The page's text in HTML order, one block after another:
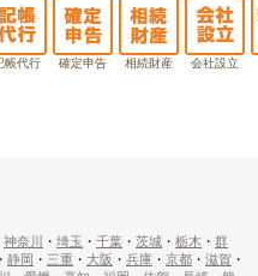
帳代行 確定申告 相続財産 会社設立
神奈川 ・ 埼玉 ・ 千葉 ・ 茨城 ・ 栃木 ・ 群
・ 静岡 ・ 三重 ・ 大阪 ・ 兵庫 ・ 京都 ・ 滋賀 ・